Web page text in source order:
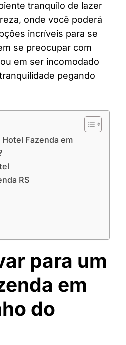
tranquilo de lazer
onde você poderá
incríveis para se
se preocupar com
em ser incomodado
pegando
Hotel Fazenda em
RS
para um
em
do